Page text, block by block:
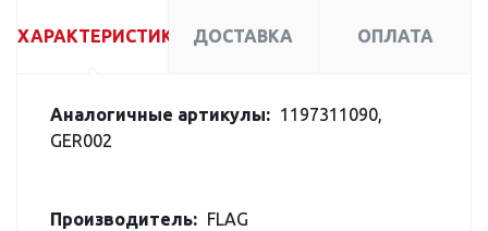
ХАРАКТЕРИСТИКИ ДОСТАВКА ОПЛАТА
Аналогичные артикулы: 1197311090,
GER002
Производитель: FLAG